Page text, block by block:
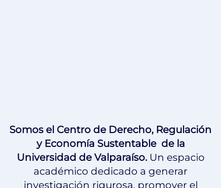
Somos el Centro de Derecho, Regulación
y Economía Sustentable de la
Universidad de Valparaíso.Un espacio
académico dedicado a generar
investigación rigurosa, promover el